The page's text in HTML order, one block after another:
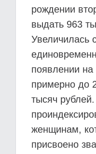
рождении
выдать 963
Увеличилась
появлении
примерно до
тысяч
женщинам,
присвоено